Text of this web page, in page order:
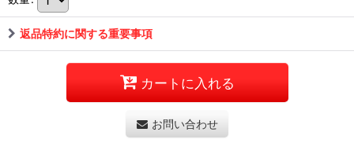
返品特約に関する重要事項
カートに入れる
お問い合わせ